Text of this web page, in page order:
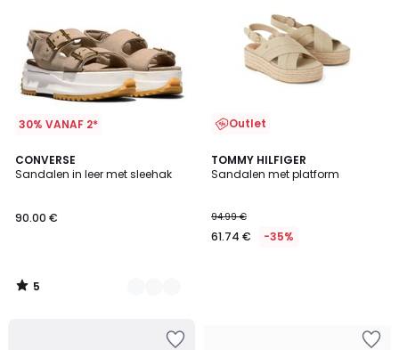
30% VANAF 2*
CONVERSE
Sandalen in leer met sleehak
90.00 €
5
/
3
Kleuren
5
/
Outlet
TOMMY HILFIGER
Sandalen met platform
94.99 €
61.74 € -35%